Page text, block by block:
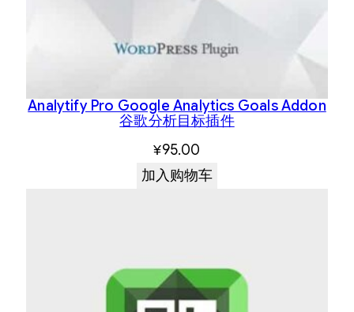
Analytify Pro Google Analytics Goals Addon
谷歌分析目标插件
¥95.00
加入购物车